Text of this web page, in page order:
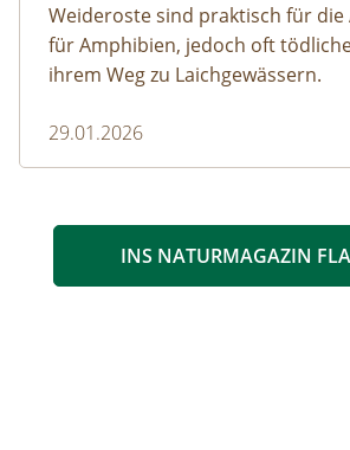
Weideroste sind praktisch für
für Amphibien, jedoch oft
ihrem Weg zu Laichgewässern.
29.01.2026
INS NATURMAGAZIN